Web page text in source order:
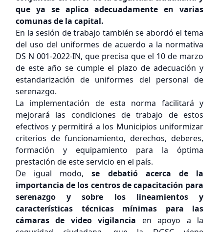
que ya se aplica adecuadamente en varias
comunas de la capital.
En la sesión de trabajo también se abordó el tema
del uso del uniformes de acuerdo a la normativa
DS N 001-2022-IN, que precisa que el 10 de marzo
de este año se cumple el plazo de adecuación y
estandarización de uniformes del personal de
serenazgo.
La implementación de esta norma facilitará y
mejorará las condiciones de trabajo de estos
efectivos y permitirá a los Municipios uniformizar
criterios de funcionamiento, derechos, deberes,
formación y equipamiento para la óptima
prestación de este servicio en el país.
De igual modo,se debatió acerca de la
importancia de los centros de capacitación para
serenazgo y sobre los lineamientos y
características técnicas mínimas para las
cámaras de video vigilancia en apoyo a la